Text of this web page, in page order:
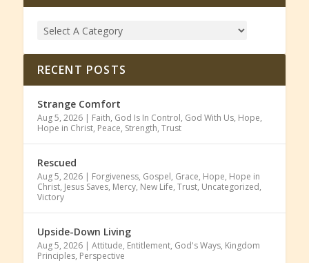
RECENT POSTS
Strange Comfort
Aug 5, 2026| Faith, God Is In Control, God With Us, Hope,
Hope in Christ, Peace, Strength, Trust
Rescued
Aug 5, 2026| Forgiveness, Gospel, Grace, Hope, Hope in
Christ, Jesus Saves, Mercy, New Life, Trust, Uncategorized,
Victory
Upside-Down Living
Aug 5, 2026| Attitude, Entitlement, God's Ways, Kingdom
Principles, Perspective